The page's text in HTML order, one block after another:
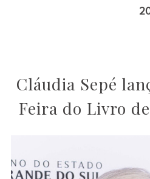
Cláudia Sepé
Feira do Livro